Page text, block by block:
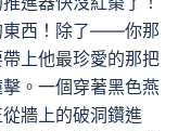
東西！除了——你那
上他最珍愛的那把
。一個穿著黑色燕
牆上的破洞鑽進